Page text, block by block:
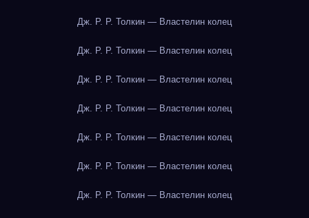
Дж. Р. Р. Толкин — Властелин колец
Дж. Р. Р. Толкин — Властелин колец
Дж. Р. Р. Толкин — Властелин колец
Дж. Р. Р. Толкин — Властелин колец
Дж. Р. Р. Толкин — Властелин колец
Дж. Р. Р. Толкин — Властелин колец
Дж. Р. Р. Толкин — Властелин колец